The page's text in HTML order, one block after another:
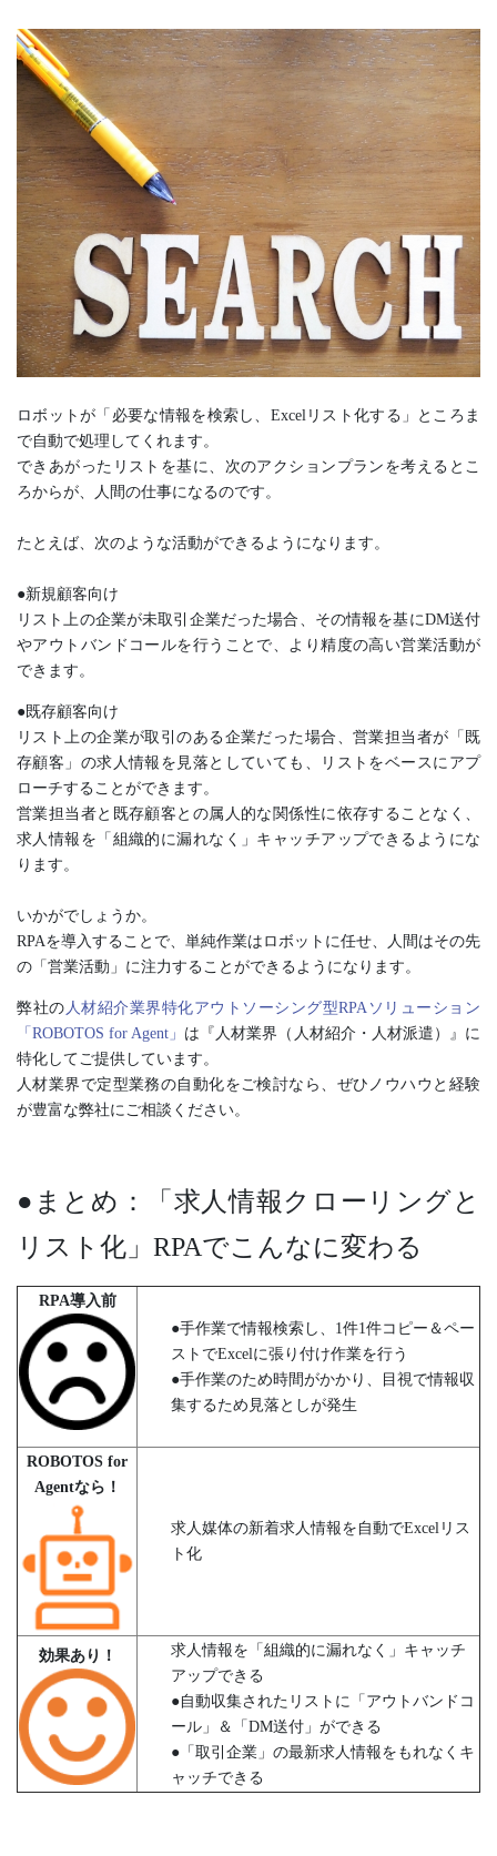
ロボットが「必要な情報を検索し、Excelリスト化する」ところま
で自動で処理してくれます。
できあがったリストを基に、次のアクションプランを考えるとこ
ろからが、人間の仕事になるのです。
たとえば、次のような活動ができるようになります。
●新規顧客向け
リスト上の企業が未取引企業だった場合、その情報を基にDM送付
やアウトバンドコールを行うことで、より精度の高い営業活動が
できます。
●既存顧客向け
リスト上の企業が取引のある企業だった場合、営業担当者が「既
存顧客」の求人情報を見落としていても、リストをベースにアプ
ローチすることができます。
営業担当者と既存顧客との属人的な関係性に依存することなく、
求人情報を「組織的に漏れなく」キャッチアップできるようにな
ります。
いかがでしょうか。
RPAを導入することで、単純作業はロボットに任せ、人間はその先
の「営業活動」に注力することができるようになります。
弊社の 人材紹介業界特化アウトソーシング型RPAソリューション
「ROBOTOS for Agent」 は『人材業界（人材紹介・人材派遣）』に
特化してご提供しています。
人材業界で定型業務の自動化をご検討なら、ぜひノウハウと経験
が豊富な弊社にご相談ください。
●まとめ：「 求人情報クローリングと
リスト化 」RPAでこんなに変わる
RPA導入前
●手作業で情報検索し、1件1件コピー＆ペー
ストでExcelに張り付け作業を行う
●手作業のため時間がかかり、目視で情報収
集するため見落としが発生
ROBOTOS for
Agentなら！
求人媒体の新着求人情報を自動でExcelリス
ト化
効果あり！
求人情報を「組織的に漏れなく」キャッチ
アップできる
●自動収集されたリストに「アウトバンドコ
ール」＆「DM送付」ができる
●「取引企業」の最新求人情報をもれなくキ
ャッチできる